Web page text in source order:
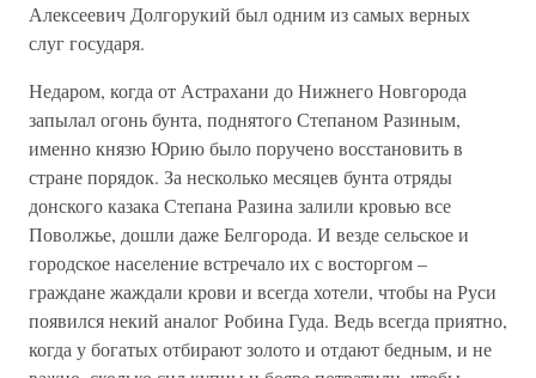
Алексеевич Долгорукий был одним из самых верных
слуг государя.
Недаром, когда от Астрахани до Нижнего Новгорода
запылал огонь бунта, поднятого Степаном Разиным,
именно князю Юрию было поручено восстановить в
стране порядок. За несколько месяцев бунта отряды
донского казака Степана Разина залили кровью все
Поволжье, дошли даже Белгорода. И везде сельское и
городское население встречало их с восторгом –
граждане жаждали крови и всегда хотели, чтобы на Руси
появился некий аналог Робина Гуда. Ведь всегда приятно,
когда у богатых отбирают золото и отдают бедным, и не